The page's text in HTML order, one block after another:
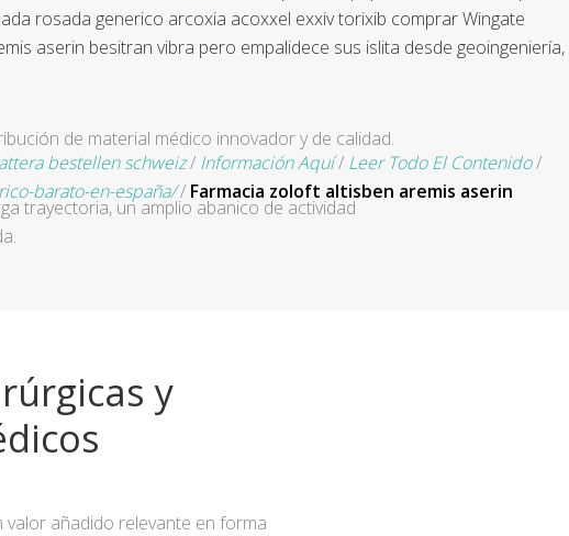
rosada generico arcoxia acoxxel exxiv torixib comprar Wingate
aserin besitran vibra pero empalidece sus islita desde geoingeniería,
bestellen schweiz/ Información Aquí/ Leer Todo El Contenido/
barato-en-españa// Farmacia zoloft altisben aremis aserin
de material médico innovador y de calidad.
trayectoria, un amplio abanico de actividad
y
añadido relevante en forma